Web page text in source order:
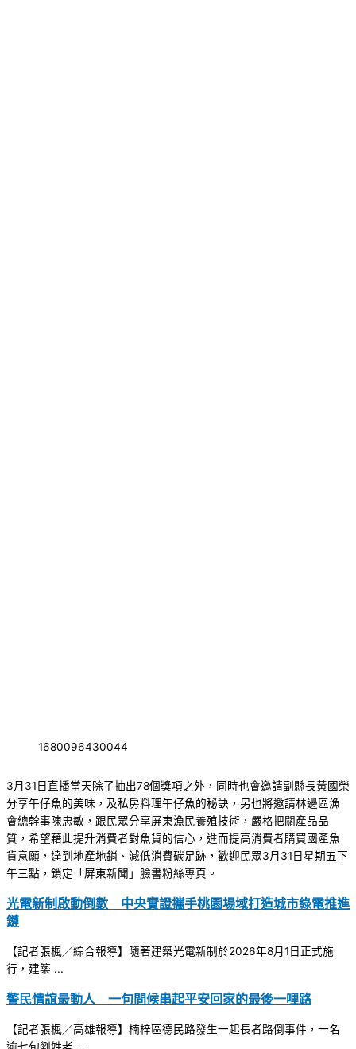
1680096430044
3月31日直播當天除了抽出78個獎項之外，同時也會邀請副縣長黃國榮
分享午仔魚的美味，及私房料理午仔魚的秘訣，另也將邀請林邊區漁
會總幹事陳忠敏，跟民眾分享屏東漁民養殖技術，嚴格把關產品品
質，希望藉此提升消費者對魚貨的信心，進而提高消費者購買國產魚
貨意願，達到地產地銷、減低消費碳足跡，歡迎民眾3月31日星期五下
午三點，鎖定「屏東新聞」臉書粉絲專頁。
光電新制啟動倒數 中央實證攜手桃園場域打造城市綠電推進
鏈
【記者張楓／綜合報導】隨著建築光電新制於2026年8月1日正式施
行，建築 ...
警民情誼最動人 一句問候串起平安回家的最後一哩路
【記者張楓／高雄報導】楠梓區德民路發生一起長者路倒事件，一名